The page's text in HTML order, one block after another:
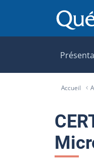
a
o
n
t
e
Accueil